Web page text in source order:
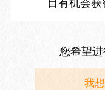
您希望
我